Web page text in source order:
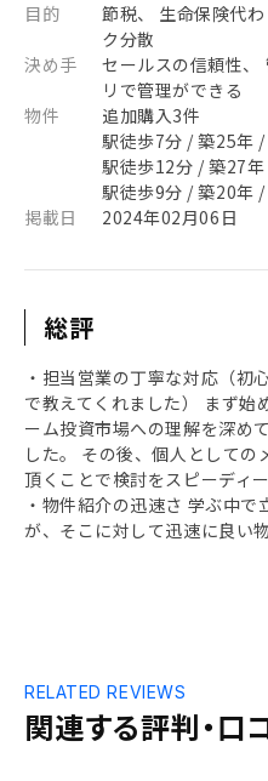
目的
節税、 生命保険代
ク分散
決め手
セールスの信頼性、
リで管理ができる
物件
追加購入3件
駅徒歩7分 / 築25年
駅徒歩12分 / 築27
駅徒歩9分 / 築20年
掲載日
2024年02月06日
総評
・担当営業の丁寧な対応（初
で教えてくれました） まず始
ーム投資市場への理解を深め
した。 その後、個人としての
頂くことで検討をスピーディ
・物件紹介の迅速さ 学ぶ中
が、そこに対して迅速に良い
関連する評判・口
RELATED REVIEWS